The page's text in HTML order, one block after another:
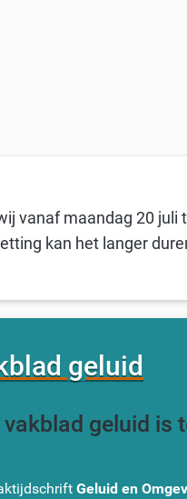
vanaf maandag 20
kan het langer
geluid
vakblad geluid is
Geluid en